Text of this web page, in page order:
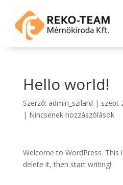
Hello world!
Szerző: admin_szilard | szept
| Nincsenek hozzászólások
Welcome to WordPress. This
delete it, then start writing!